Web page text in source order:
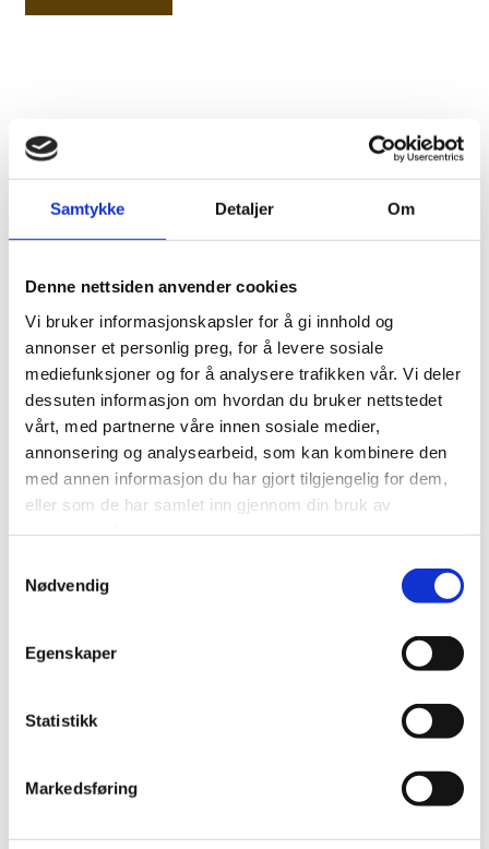
Samtykke Detaljer Om
Denne nettsiden anvender cookies
Vi bruker informasjonskapsler for å gi innhold og
annonser et personlig preg, for å levere sosiale
mediefunksjoner og for å analysere trafikken vår. Vi deler
dessuten informasjon om hvordan du bruker nettstedet
vårt, med partnerne våre innen sosiale medier,
annonsering og analysearbeid, som kan kombinere den
med annen informasjon du har gjort tilgjengelig for dem,
eller som de har samlet inn gjennom din bruk av
Nødvendig
Egenskaper
Statistikk
Markedsføring
Bli med oss på "Blåtur" 23-25 august 2019
Velkommen til å bli med oss
på Motorsykkel "Blåtur" høst
Nok en gang ønsker å
invitere deg/dere til nok en
"Blåtur" med oss siste helgen
i August.
Det vil bli en flott
weekendtur med masse
motorsykkelkjøring, fjelluft,
god mat og masse moro.
tradisjonen tro hemmelig,
skuffet i år heller.
i butikken fredag morgen kl.
avreise ca. kl. 09.30.
Prisene for årets "Blåtur" er: